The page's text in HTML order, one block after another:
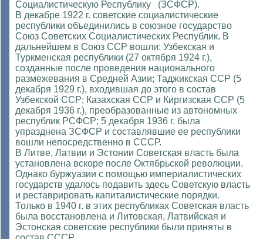
Социалистическую Республику (ЗСФСР).
В декабре 1922 г. советские социалистические
республики объединились в союзное государство
Союз Советских Социалистических Республик. В
дальнейшем в Союз ССР вошли: Узбекская и
Туркменская республики (27 октября 1924 г.),
созданные после проведения национального
размежевания в Средней Азии; Таджикская ССР (5
декабря 1929 г.), входившая до этого в состав
Узбекской ССР; Казахская ССР и Киргизская ССР (5
декабря 1936 г.), преобразованные из автономных
республик РСФСР; 5 декабря 1936 г. была
упразднена ЗСФСР и составлявшие ее республики
вошли непосредственно в СССР.
В Литве, Латвии и Эстонии Советская власть была
установлена вскоре после Октябрьской революции.
Однако буржуазии с помощью империалистических
государств удалось подавить здесь Советскую власть
и реставрировать капиталистические порядки.
Только в 1940 г. в этих республиках Советская власть
была восстановлена и Литовская, Латвийская и
Эстонская советские республики были приняты в